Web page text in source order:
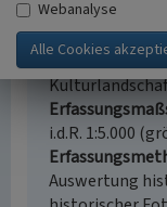
Ort
41179
Fachsicht(en)
i.d.R. 1:5.000
Auswertung
Webanalyse